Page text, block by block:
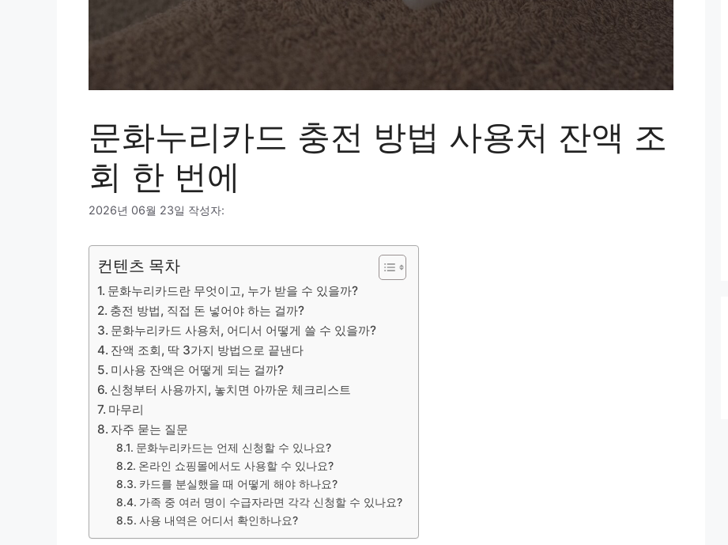
문화누리카드 충전 방법 사용처 잔액 조
회 한 번에
2026년 06월 23일 작성자:
컨텐츠 목차
문화누리카드란 무엇이고, 누가 받을 수 있을까?
충전 방법, 직접 돈 넣어야 하는 걸까?
문화누리카드 사용처, 어디서 어떻게 쓸 수 있을까?
잔액 조회, 딱 3가지 방법으로 끝낸다
미사용 잔액은 어떻게 되는 걸까?
신청부터 사용까지, 놓치면 아까운 체크리스트
마무리
자주 묻는 질문
문화누리카드는 언제 신청할 수 있나요?
온라인 쇼핑몰에서도 사용할 수 있나요?
카드를 분실했을 때 어떻게 해야 하나요?
가족 중 여러 명이 수급자라면 각각 신청할 수 있나요?
사용 내역은 어디서 확인하나요?